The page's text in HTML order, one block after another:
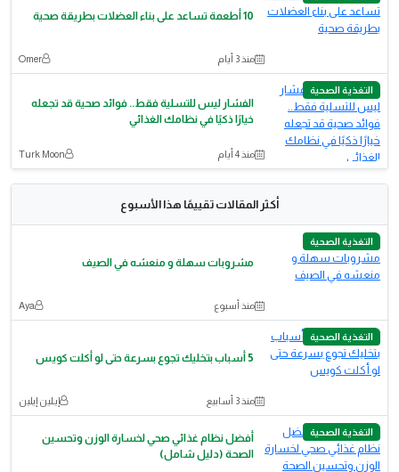
10 أطعمة تساعد على بناء العضلات بطريقة صحية
منذ 3 أيام Omer
التغذية الصحية
الفشار ليس للتسلية فقط.. فوائد صحية قد تجعله
خيارًا ذكيًا في نظامك الغذائي
منذ 4 أيام Turk Moon
أكثر المقالات تقييمًا هذا الأسبوع
التغذية الصحية
مشروبات سهلة و منعشه في الصيف
منذ أسبوع Aya
التغذية الصحية
5 أسباب بتخليك تجوع بسرعة حتى لو أكلت كويس
منذ 3 أسابيع إيـلين إيلين
التغذية الصحية
أفضل نظام غذائي صحي لخسارة الوزن وتحسين
الصحة (دليل شامل)